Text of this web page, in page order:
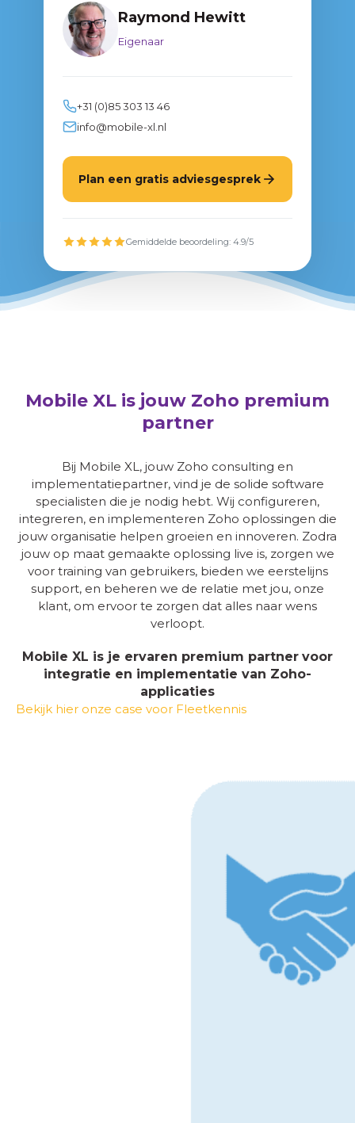
Raymond Hewitt
Eigenaar
+31 (0)85 303 13 46
info@mobile-xl.nl
Plan een gratis adviesgesprek
Gemiddelde beoordeling: 4.9/5
Mobile XL is jouw Zoho premium
partner
Bij Mobile XL, jouw Zoho consulting en
implementatiepartner, vind je de solide software
specialisten die je nodig hebt. Wij configureren,
integreren, en implementeren Zoho oplossingen die
jouw organisatie helpen groeien en innoveren. Zodra
jouw op maat gemaakte oplossing live is, zorgen we
voor training van gebruikers, bieden we eerstelijns
support, en beheren we de relatie met jou, onze
klant, om ervoor te zorgen dat alles naar wens
verloopt.
Mobile XL is je ervaren premium partner voor
integratie en implementatie van Zoho-
applicaties
Bekijk hier onze case voor Fleetkennis